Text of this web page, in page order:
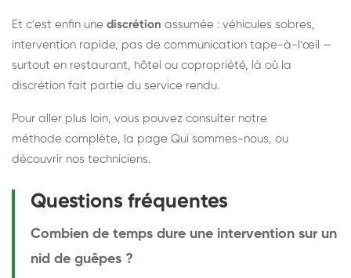
Et c'est enfin une discrétion assumée : véhicules sobres,
intervention rapide, pas de communication tape-à-l'œil —
surtout en restaurant, hôtel ou copropriété, là où la
discrétion fait partie du service rendu.
Pour aller plus loin, vous pouvez consulter notre
méthode complète, la page Qui sommes-nous, ou
découvrir nos techniciens.
Questions fréquentes
Combien de temps dure une intervention sur un
nid de guêpes ?